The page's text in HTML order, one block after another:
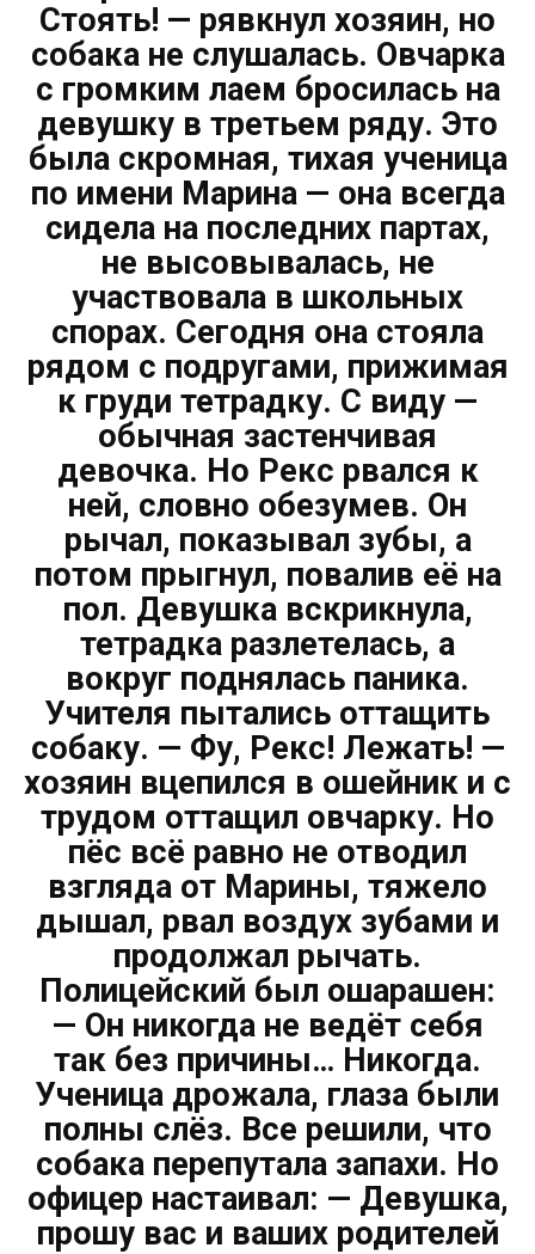
Стоять! — рявкнул хозяин, но
собака не слушалась. Овчарка
с громким лаем бросилась на
девушку в третьем ряду. Это
была скромная, тихая ученица
по имени Марина — она всегда
сидела на последних партах,
не высовывалась, не
участвовала в школьных
спорах. Сегодня она стояла
рядом с подругами, прижимая
к груди тетрадку. С виду —
обычная застенчивая
девочка. Но Рекс рвался к
ней, словно обезумев. Он
рычал, показывал зубы, а
потом прыгнул, повалив её на
пол. Девушка вскрикнула,
тетрадка разлетелась, а
вокруг поднялась паника.
Учителя пытались оттащить
собаку. — Фу, Рекс! Лежать! —
хозяин вцепился в ошейник и с
трудом оттащил овчарку. Но
пёс всё равно не отводил
взгляда от Марины, тяжело
дышал, рвал воздух зубами и
продолжал рычать.
Полицейский был ошарашен:
— Он никогда не ведёт себя
так без причины… Никогда.
Ученица дрожала, глаза были
полны слёз. Все решили, что
собака перепутала запахи. Но
офицер настаивал: — Девушка,
прошу вас и ваших родителей